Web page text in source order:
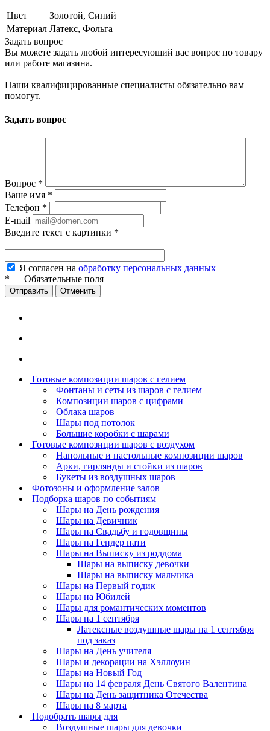
Цвет
Золотой, Синий
Материал Латекс, Фольга
Задать вопрос
Вы можете задать любой интересующий вас вопрос по товару
или работе магазина.
Наши квалифицированные специалисты обязательно вам
помогут.
Задать вопрос
Вопрос *
Ваше имя *
Телефон *
E-mail
Введите текст с картинки *
Я согласен на обработку персональных данных
* — Обязательные поля
Отменить
Готовые композиции шаров с гелием
Фонтаны и сеты из шаров с гелием
Композиции шаров с цифрами
Облака шаров
Шары под потолок
Большие коробки с шарами
Готовые композиции шаров с воздухом
Напольные и настольные композиции шаров
Арки, гирлянды и стойки из шаров
Букеты из воздушных шаров
Фотозоны и оформление залов
Подборка шаров по событиям
Шары на День рождения
Шары на Девичник
Шары на Свадьбу и годовщины
Шары на Гендер пати
Шары на Выписку из роддома
Шары на выписку девочки
Шары на выписку мальчика
Шары на Первый годик
Шары на Юбилей
Шары для романтических моментов
Шары на 1 сентября
Латексные воздушные шары на 1 сентября
под заказ
Шары на День учителя
Шары и декорации на Хэллоуин
Шары на Новый Год
Шары на 14 февраля День Святого Валентина
Шары на День защитника Отечества
Шары на 8 марта
Подобрать шары для
Воздушные шары для девочки